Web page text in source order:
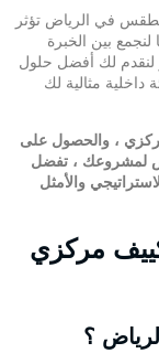
في الرياض تؤثر
لنجمع بين الخبرة
لنقدم لك أفضل حلول
داخلية مثالية لك
، والحصول على
لمشروعك ، تفضل
والأمثل
مركزي
؟